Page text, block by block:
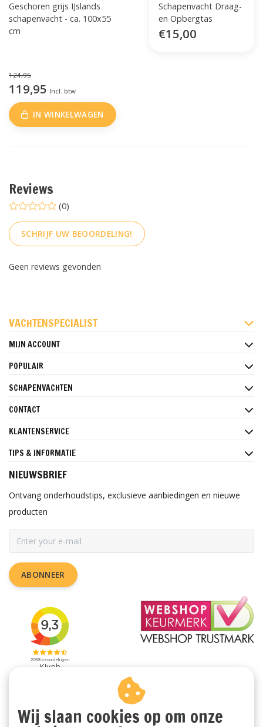
Geschoren grijs IJslands
schapenvacht - ca. 100x55
cm
Schapenvacht Draag-
en Opbergtas
€15,00
124,95
119,95 Incl. btw
IN WINKELWAGEN
Reviews
(0)
SCHRIJF UW BEOORDELING!
Geen reviews gevonden
VACHTENSPECIALIST
MIJN ACCOUNT
POPULAIR
SCHAPENVACHTEN
CONTACT
KLANTENSERVICE
TIPS & INFORMATIE
NIEUWSBRIEF
Ontvang onderhoudstips, exclusieve aanbiedingen en nieuwe
producten
ABONNEER
Wij slaan cookies op om onze